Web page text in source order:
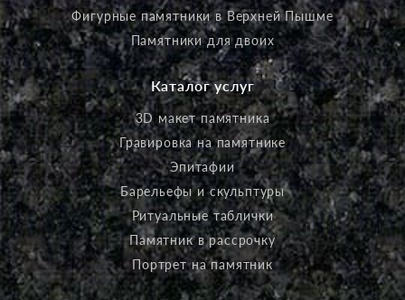
Фигурные памятники в Верхней Пышме
Памятники для двоих
Каталог услуг
3D макет памятника
Гравировка на памятнике
Эпитафии
Барельефы и скульптуры
Ритуальные таблички
Памятник в рассрочку
Портрет на памятник